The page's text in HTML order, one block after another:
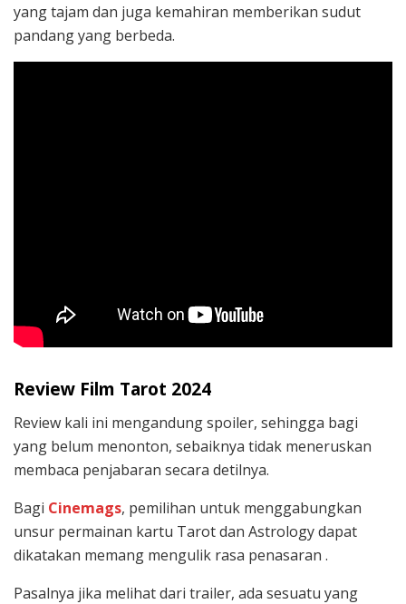
yang tajam dan juga kemahiran memberikan sudut
pandang yang berbeda.
Review Film Tarot 2024
Review kali ini mengandung spoiler, sehingga bagi
yang belum menonton, sebaiknya tidak meneruskan
membaca penjabaran secara detilnya.
Bagi Cinemags, pemilihan untuk menggabungkan
unsur permainan kartu Tarot dan Astrology dapat
dikatakan memang mengulik rasa penasaran .
Pasalnya jika melihat dari trailer, ada sesuatu yang